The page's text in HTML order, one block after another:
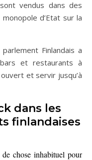
vendus dans des
d’Etat sur la
Finlandais a
et restaurants à
et servir jusqu’à
dans les
finlandaises
chose inhabituel pour